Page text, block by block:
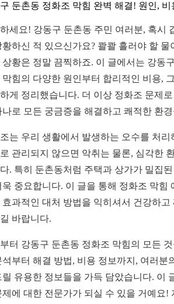
둔촌동 정화조 막힘 완벽 해결! 원인, 비
세요! 강동구 둔촌동 주민 여러분, 혹시
황하신 적 있으신가요? 콸콸 흘러야 할
상황은 정말 끔찍하죠. 이 글에서는 강동
막힘의 다양한 원인부터 합리적인 비용,
게 정리했습니다. 더 이상 정화조 문제
나로 모든 궁금증을 해결하고 쾌적한 환
는 우리 생활에서 발생하는 오수를 처
관리되지 않으면 악취는 물론, 심각한
. 특히 둔촌동처럼 주택과 상가가 밀집
욱 중요합니다. 이 글을 통해 정화조 막힘
효과적인 대처 방법을 익히셔서 건강하
바랍니다.
터 강동구 둔촌동 정화조 막힘의 모든
석부터 해결 방법, 비용 정보까지, 여러분
릴 유용한 정보들을 가득 담았습니다. 이
제에 대한 전문가가 되실 수 있을 거예요!